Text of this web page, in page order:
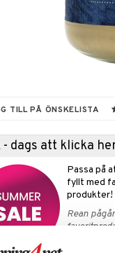
TILL PÅ ÖNSKELISTA
- dags att klicka
Passa på
fyllt med
produkter!
Rean